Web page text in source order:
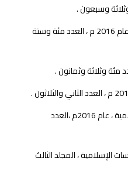
بحث محكم بعنوان ( فقه الواقع في السنة النبوية – دراسة تأصيلية – ) ، نشر في مجلة الشريعة والدراسات الإسلامية جامعة الكويت ، عام 2016 م ، العدد مئة وستة
بحث محكم بعنوان ( القول بعدم إزالة أثر العبادة وأثره في الفقه الإسلامي ) ، مجلة جامعة أم القرى لعلوم الشريعة والدراسات الإسلامية ، عام 2016م ،العدد
الإسلامية ، المجلد الثالث